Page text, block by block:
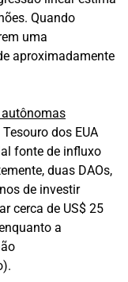
Quando
uma
aproximadamente
dos EUA
fonte de influxo
duas DAOs,
de investir
cerca de US$ 25
a